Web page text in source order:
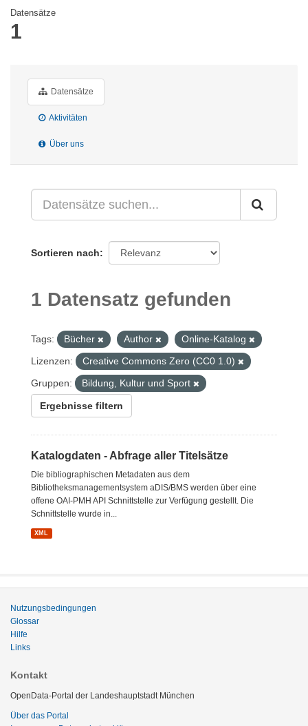
Datensätze
1
Datensätze
Aktivitäten
Über uns
Sortieren nach
1 Datensatz gefunden
Tags: Bücher Author
Online-Katalog
Lizenzen:
Creative Commons Zero (CC0 1.0)
Gruppen:
Bildung, Kultur und Sport
Ergebnisse filtern
Katalogdaten - Abfrage aller Titelsätze
Die bibliographischen Metadaten aus dem
Bibliotheksmanagementsystem aDIS/BMS werden über eine
offene OAI-PMH API Schnittstelle zur Verfügung gestellt. Die
Schnittstelle wurde in...
XML
Nutzungsbedingungen
Glossar
Hilfe
Links
Kontakt
OpenData-Portal der Landeshauptstadt München
Über das Portal